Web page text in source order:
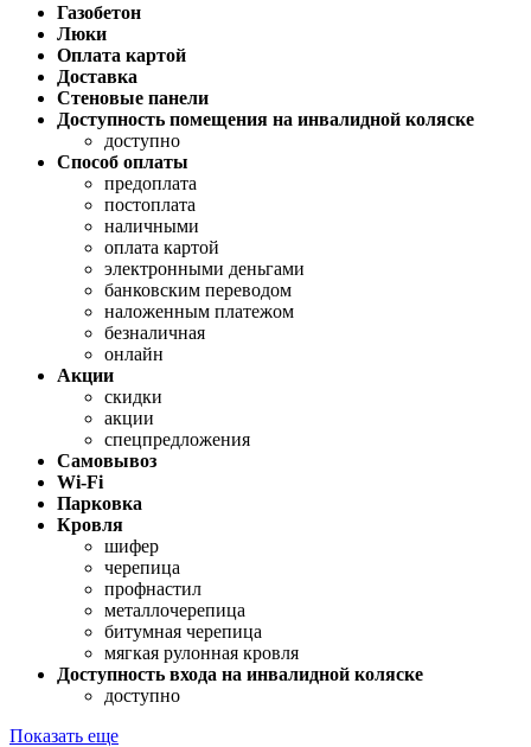
Газобетон
Люки
Оплата картой
Доставка
Стеновые панели
Доступность помещения на инвалидной коляске
доступно
Способ оплаты
предоплата
постоплата
наличными
оплата картой
электронными деньгами
банковским переводом
наложенным платежом
безналичная
онлайн
Акции
скидки
акции
спецпредложения
Самовывоз
Wi-Fi
Парковка
Кровля
шифер
черепица
профнастил
металлочерепица
битумная черепица
мягкая рулонная кровля
Доступность входа на инвалидной коляске
доступно
Показать еще